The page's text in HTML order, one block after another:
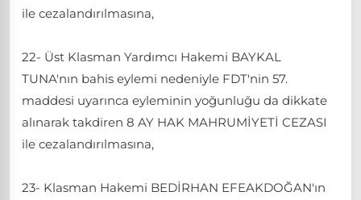
ile cezalandırılmasına,
22- Üst Klasman Yardımcı Hakemi BAYKAL
TUNA'nın bahis eylemi nedeniyle FDT'nin 57.
maddesi uyarınca eyleminin yoğunluğu da dikkate
alınarak takdiren 8 AY HAK MAHRUMİYETİ CEZASI
ile cezalandırılmasına,
23- Klasman Hakemi BEDİRHAN EFEAKDOĞAN'ın